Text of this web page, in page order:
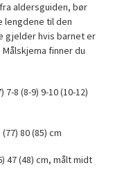
aldersguiden, bør
lengdene til den
gjelder hvis barnet er
finner du
7-8 (8-9) 9-10 (10-12)
80 (85) cm
47 (48) cm, målt midt